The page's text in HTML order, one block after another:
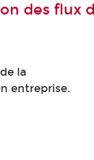
des flux
la
entreprise.